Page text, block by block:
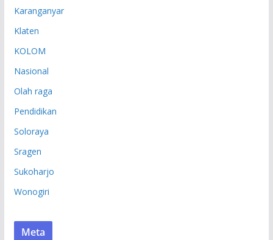
Karanganyar
Klaten
KOLOM
Nasional
Olah raga
Pendidikan
Soloraya
Sragen
Sukoharjo
Wonogiri
Meta